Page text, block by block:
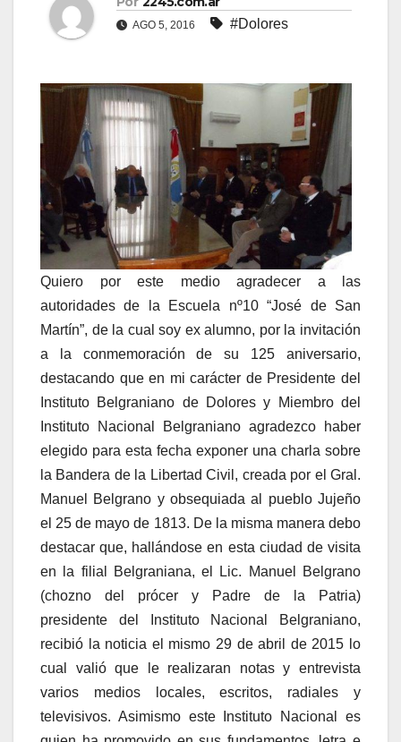
AGO 5, 2016 #Dolores
Quiero por este medio agradecer a las
autoridades de la Escuela nº10 “José de San
Martín”, de la cual soy ex alumno, por la invitación
a la conmemoración de su 125 aniversario,
destacando que en mi carácter de Presidente del
Instituto Belgraniano de Dolores y Miembro del
Instituto Nacional Belgraniano agradezco haber
elegido para esta fecha exponer una charla sobre
la Bandera de la Libertad Civil, creada por el Gral.
Manuel Belgrano y obsequiada al pueblo Jujeño
el 25 de mayo de 1813. De la misma manera debo
destacar que, hallándose en esta ciudad de visita
en la filial Belgraniana, el Lic. Manuel Belgrano
(chozno del prócer y Padre de la Patria)
presidente del Instituto Nacional Belgraniano,
recibió la noticia el mismo 29 de abril de 2015 lo
cual valió que le realizaran notas y entrevista
varios medios locales, escritos, radiales y
televisivos. Asimismo este Instituto Nacional es